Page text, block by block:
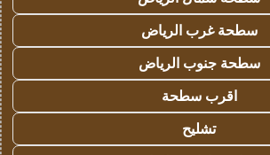
سطحة غرب الرياض
سطحة جنوب الرياض
اقرب سطحة
تشليح